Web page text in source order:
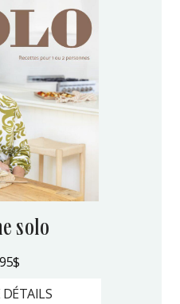
solo
$
DÉTAILS